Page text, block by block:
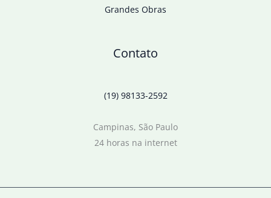
Grandes Obras
Contato
(19) 98133-2592
Campinas, São Paulo
24 horas na internet